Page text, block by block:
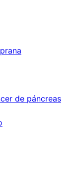
de páncreas